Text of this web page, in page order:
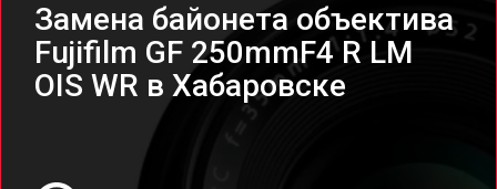
Замена байонета объектива
Fujifilm GF 250mmF4 R LM
OIS WR в Хабаровске